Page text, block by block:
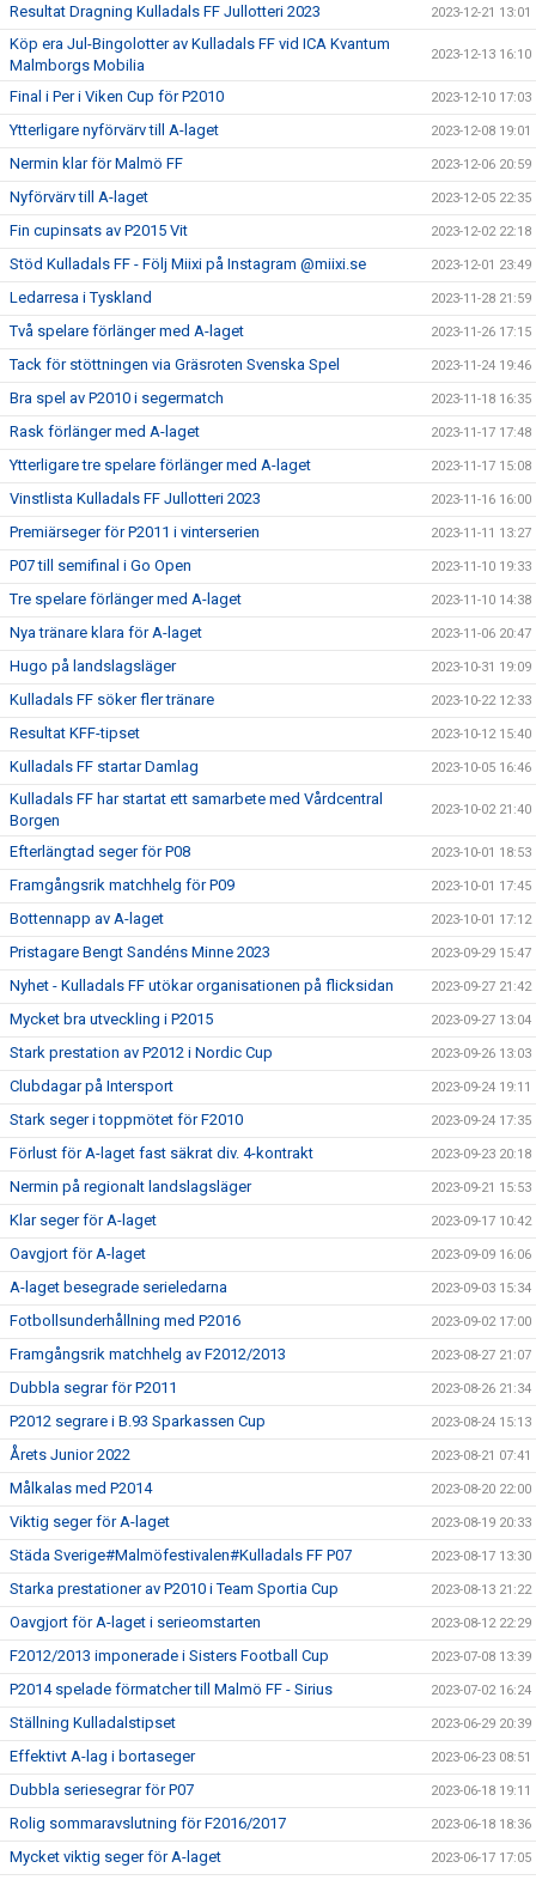
Resultat Dragning Kulladals FF Jullotteri 2023 2023-12-21 13:01
Köp era Jul-Bingolotter av Kulladals FF vid ICA Kvantum
Malmborgs Mobilia
2023-12-13 16:10
Final i Per i Viken Cup för P2010 2023-12-10 17:03
Ytterligare nyförvärv till A-laget 2023-12-08 19:01
Nermin klar för Malmö FF 2023-12-06 20:59
Nyförvärv till A-laget 2023-12-05 22:35
Fin cupinsats av P2015 Vit 2023-12-02 22:18
Stöd Kulladals FF - Följ Miixi på Instagram @miixi.se 2023-12-01 23:49
Ledarresa i Tyskland 2023-11-28 21:59
Två spelare förlänger med A-laget 2023-11-26 17:15
Tack för stöttningen via Gräsroten Svenska Spel 2023-11-24 19:46
Bra spel av P2010 i segermatch 2023-11-18 16:35
Rask förlänger med A-laget 2023-11-17 17:48
Ytterligare tre spelare förlänger med A-laget 2023-11-17 15:08
Vinstlista Kulladals FF Jullotteri 2023 2023-11-16 16:00
Premiärseger för P2011 i vinterserien 2023-11-11 13:27
P07 till semifinal i Go Open 2023-11-10 19:33
Tre spelare förlänger med A-laget 2023-11-10 14:38
Nya tränare klara för A-laget 2023-11-06 20:47
Hugo på landslagsläger 2023-10-31 19:09
Kulladals FF söker fler tränare 2023-10-22 12:33
Resultat KFF-tipset 2023-10-12 15:40
Kulladals FF startar Damlag 2023-10-05 16:46
Kulladals FF har startat ett samarbete med Vårdcentral
Borgen
2023-10-02 21:40
Efterlängtad seger för P08 2023-10-01 18:53
Framgångsrik matchhelg för P09 2023-10-01 17:45
Bottennapp av A-laget 2023-10-01 17:12
Pristagare Bengt Sandéns Minne 2023 2023-09-29 15:47
Nyhet - Kulladals FF utökar organisationen på flicksidan 2023-09-27 21:42
Mycket bra utveckling i P2015 2023-09-27 13:04
Stark prestation av P2012 i Nordic Cup 2023-09-26 13:03
Clubdagar på Intersport 2023-09-24 19:11
Stark seger i toppmötet för F2010 2023-09-24 17:35
Förlust för A-laget fast säkrat div. 4-kontrakt 2023-09-23 20:18
Nermin på regionalt landslagsläger 2023-09-21 15:53
Klar seger för A-laget 2023-09-17 10:42
Oavgjort för A-laget 2023-09-09 16:06
A-laget besegrade serieledarna 2023-09-03 15:34
Fotbollsunderhållning med P2016 2023-09-02 17:00
Framgångsrik matchhelg av F2012/2013 2023-08-27 21:07
Dubbla segrar för P2011 2023-08-26 21:34
P2012 segrare i B.93 Sparkassen Cup 2023-08-24 15:13
Årets Junior 2022 2023-08-21 07:41
Målkalas med P2014 2023-08-20 22:00
Viktig seger för A-laget 2023-08-19 20:33
Städa Sverige#Malmöfestivalen#Kulladals FF P07 2023-08-17 13:30
Starka prestationer av P2010 i Team Sportia Cup 2023-08-13 21:22
Oavgjort för A-laget i serieomstarten 2023-08-12 22:29
F2012/2013 imponerade i Sisters Football Cup 2023-07-08 13:39
P2014 spelade förmatcher till Malmö FF - Sirius 2023-07-02 16:24
Ställning Kulladalstipset 2023-06-29 20:39
Effektivt A-lag i bortaseger 2023-06-23 08:51
Dubbla seriesegrar för P07 2023-06-18 19:11
Rolig sommaravslutning för F2016/2017 2023-06-18 18:36
Mycket viktig seger för A-laget 2023-06-17 17:05